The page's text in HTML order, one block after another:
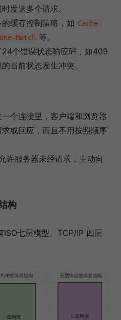
发送多个请求。
缓存控制策略，如 Cache-
Match 等。
个错误状态响应码，如409
当前状态发生冲突。
一个连接里，客户端和浏览器
或回应，而且不用按照顺序
许服务器未经请求，主动向
构
七层模型、TCP/IP 四层